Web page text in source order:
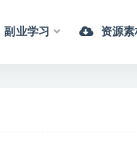
副业学习 资源素